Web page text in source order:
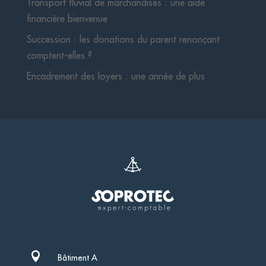
Transport fluvial de marchandises : une aide
financière bienvenue
Succession : les donations du parent renonçant
comptent-elles ?
Encadrement des loyers : une année de plus
 Bâtiment A